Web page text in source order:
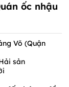
ốc nhậu
Võ (Quận
sản